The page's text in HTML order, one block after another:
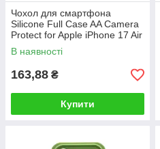
Чохол для смартфона
Silicone Full Case AA Camera
Protect for Apple iPhone 17 Air
5,Lilac
В наявності
163,88 ₴
Купити